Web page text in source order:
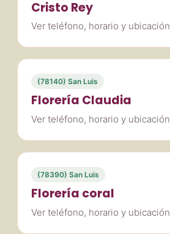
Cristo Rey
Ver teléfono, horario y ubicación
(78140) San Luis
Florería Claudia
Ver teléfono, horario y ubicación
(78390) San Luis
Florería coral
Ver teléfono, horario y ubicación